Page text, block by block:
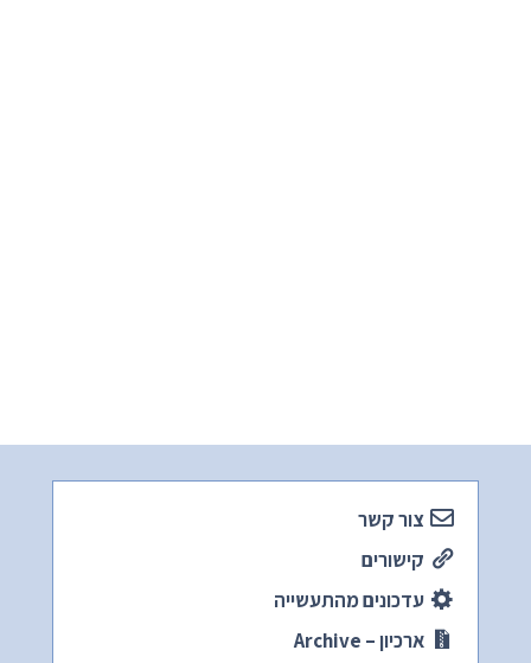
צור קשר
קישורים
עדכונים מהתעשייה
ארכיון – Archive